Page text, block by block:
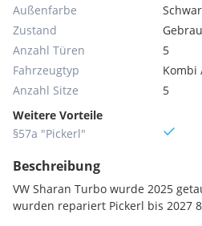
Außenfarbe
Zustand
Anzahl Türen
5
Fahrzeugtyp
Kombi
Anzahl Sitze
5
Weitere Vorteile
§57a "Pickerl"
Beschreibung
VW Sharan Turbo wurde 2025
wurden repariert Pickerl bis 2027